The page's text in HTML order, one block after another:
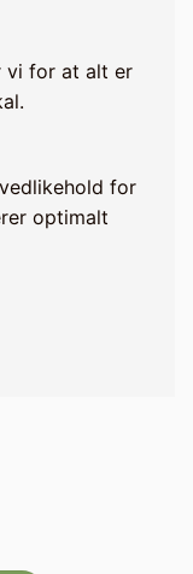
vi for at alt er
for
optimalt